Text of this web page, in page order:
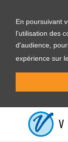
En poursuivant
l'utilisation des
d'audience,
expérience sur